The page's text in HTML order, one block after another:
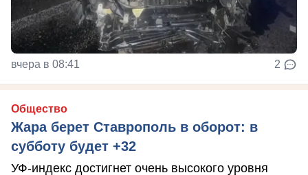
вчера в 08:41 2
Общество
Жара берет Ставрополь в оборот: в
субботу будет +32
УФ-индекс достигнет очень высокого уровня